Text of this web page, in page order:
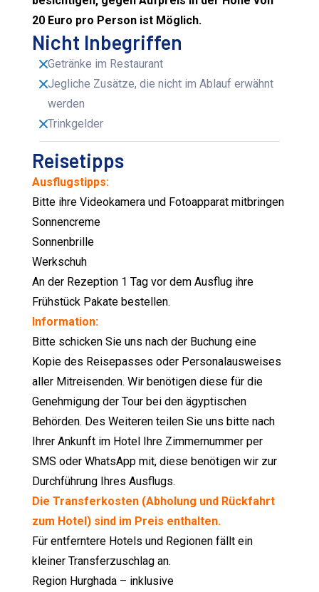
20 Euro pro Person ist Möglich.
Nicht Inbegriffen
Getränke im Restaurant
Jegliche Zusätze, die nicht im Ablauf erwähnt
werden
Trinkgelder
Reisetipps
Ausflugstipps:
Bitte ihre Videokamera und Fotoapparat mitbringen
Sonnencreme
Sonnenbrille
Werkschuh
An der Rezeption 1 Tag vor dem Ausflug ihre
Frühstück Pakate bestellen.
Information:
Bitte schicken Sie uns nach der Buchung eine
Kopie des Reisepasses oder Personalausweises
aller Mitreisenden. Wir benötigen diese für die
Genehmigung der Tour bei den ägyptischen
Behörden. Des Weiteren teilen Sie uns bitte nach
Ihrer Ankunft im Hotel Ihre Zimmernummer per
SMS oder WhatsApp mit, diese benötigen wir zur
Durchführung Ihres Ausflugs.
Die Transferkosten (Abholung und Rückfahrt
zum Hotel) sind im Preis enthalten.
Für entferntere Hotels und Regionen fällt ein
kleiner Transferzuschlag an.
Region Hurghada – inklusive